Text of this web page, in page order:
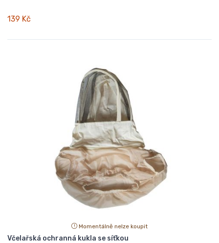
139 Kč
Momentálně nelze koupit
Včelařská ochranná kukla se síťkou